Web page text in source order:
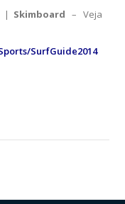
| Skimboard – Veja
SurfGuide2014